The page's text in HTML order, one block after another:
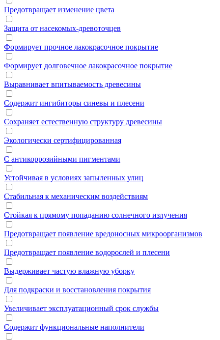
Предотвращает изменение цвета
Защита от насекомых-древоточцев
Формирует прочное лакокрасочное покрытие
Формирует долговечное лакокрасочное покрытие
Выравнивает впитываемость древесины
Содержит ингибиторы синевы и плесени
Сохраняет естественную структуру древесины
Экологически сертифицированная
С антикоррозийными пигментами
Устойчивая в условиях запыленных улиц
Стабильная к механическим воздействиям
Стойкая к прямому попаданию солнечного излучения
Предотвращает появление вредоносных микроорганизмов
Предотвращает появление водорослей и плесени
Выдерживает частую влажную уборку
Для подкраски и восстановления покрытия
Увеличивает эксплуатационный срок службы
Содержит функциональные наполнители